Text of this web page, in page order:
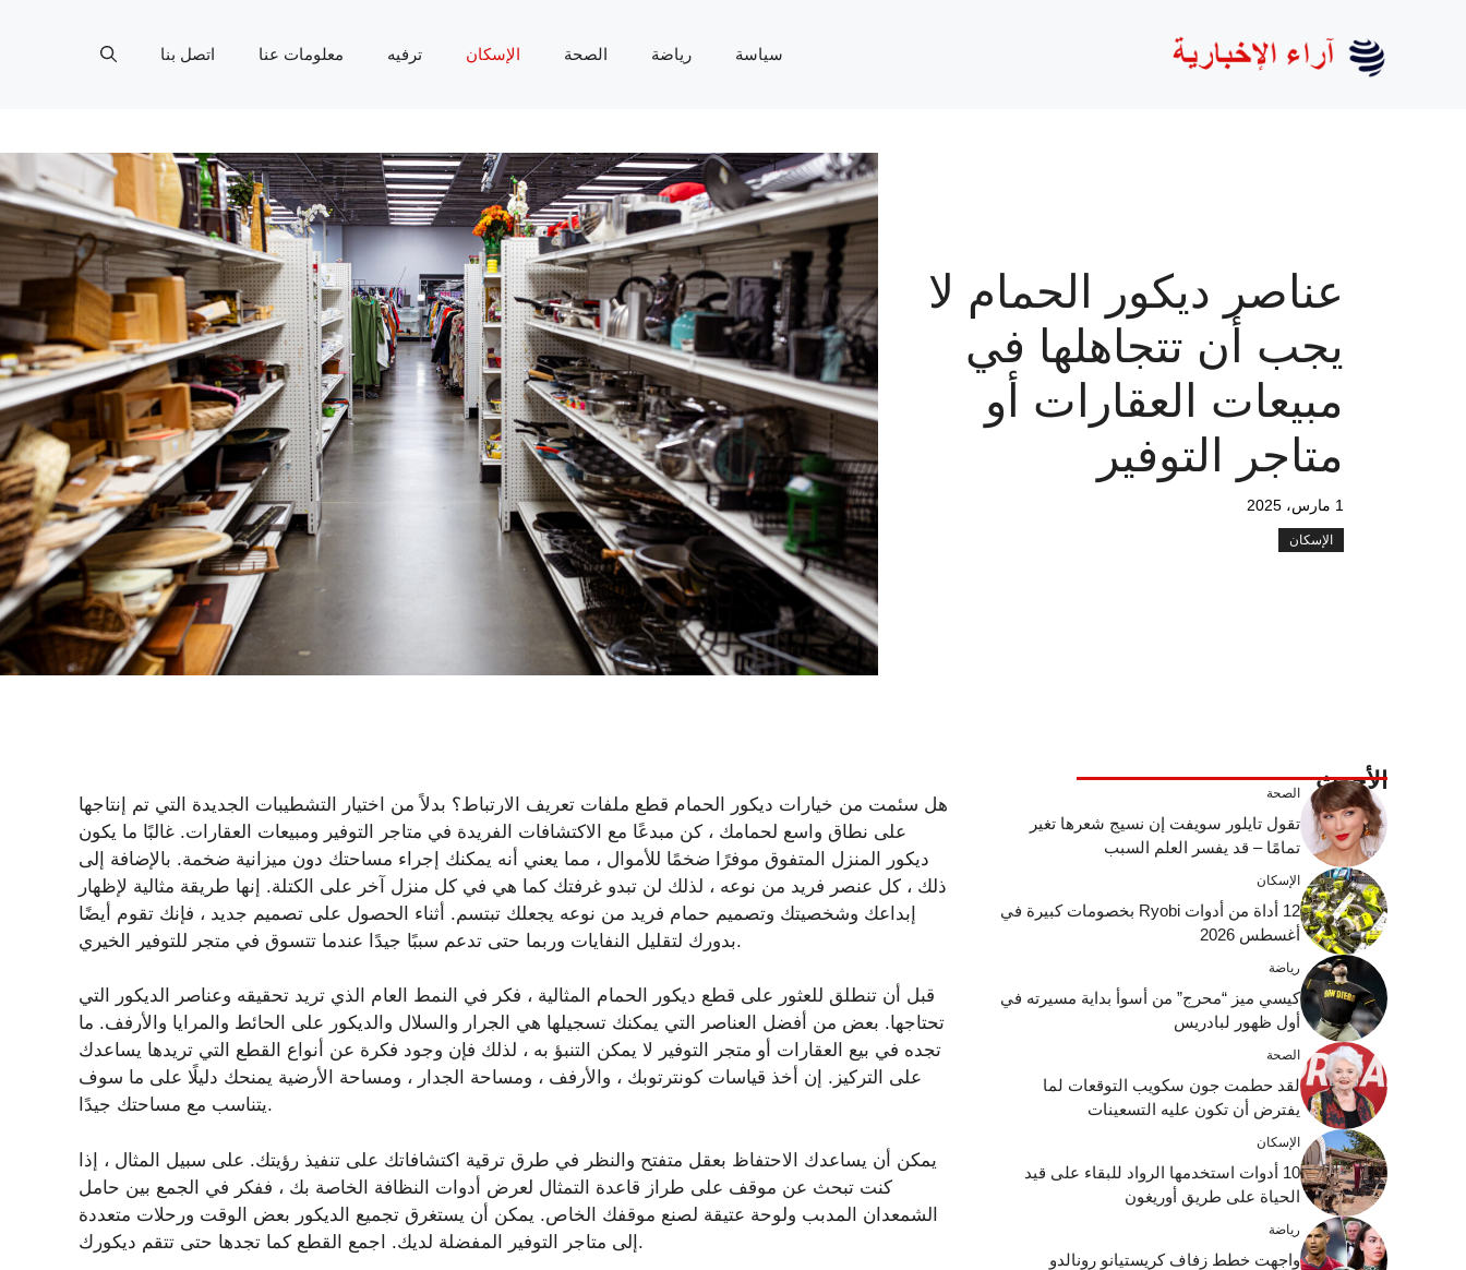
سياسة رياضة الصحة الإسكان ترفيه معلومات عنا اتصل بنا
عناصر ديكور الحمام لا
يجب أن تتجاهلها في
مبيعات العقارات أو
متاجر التوفير
1 مارس، 2025
الإسكان
هل سئمت من خيارات ديكور الحمام قطع ملفات تعريف الارتباط؟ بدلاً من اختيار التشطيبات الجديدة التي تم إنتاجها
على نطاق واسع لحمامك ، كن مبدعًا مع الاكتشافات الفريدة في متاجر التوفير ومبيعات العقارات. غالبًا ما يكون
ديكور المنزل المتفوق موفرًا ضخمًا للأموال ، مما يعني أنه يمكنك إجراء مساحتك دون ميزانية ضخمة. بالإضافة إلى
ذلك ، كل عنصر فريد من نوعه ، لذلك لن تبدو غرفتك كما هي في كل منزل آخر على الكتلة. إنها طريقة مثالية لإظهار
إبداعك وشخصيتك وتصميم حمام فريد من نوعه يجعلك تبتسم. أثناء الحصول على تصميم جديد ، فإنك تقوم أيضًا
بدورك لتقليل النفايات وربما حتى تدعم سببًا جيدًا عندما تتسوق في متجر للتوفير الخيري.
قبل أن تنطلق للعثور على قطع ديكور الحمام المثالية ، فكر في النمط العام الذي تريد تحقيقه وعناصر الديكور التي
تحتاجها. بعض من أفضل العناصر التي يمكنك تسجيلها هي الجرار والسلال والديكور على الحائط والمرايا والأرفف. ما
تجده في بيع العقارات أو متجر التوفير لا يمكن التنبؤ به ، لذلك فإن وجود فكرة عن أنواع القطع التي تريدها يساعدك
على التركيز. إن أخذ قياسات كونترتوبك ، والأرفف ، ومساحة الجدار ، ومساحة الأرضية يمنحك دليلًا على ما سوف
يتناسب مع مساحتك جيدًا.
يمكن أن يساعدك الاحتفاظ بعقل متفتح والنظر في طرق ترقية اكتشافاتك على تنفيذ رؤيتك. على سبيل المثال ، إذا
كنت تبحث عن موقف على طراز قاعدة التمثال لعرض أدوات النظافة الخاصة بك ، ففكر في الجمع بين حامل
الشمعدان المدبب ولوحة عتيقة لصنع موقفك الخاص. يمكن أن يستغرق تجميع الديكور بعض الوقت ورحلات متعددة
إلى متاجر التوفير المفضلة لديك. اجمع القطع كما تجدها حتى تتقم ديكورك.
الأحدث الصحة
تقول تايلور سويفت إن نسيج شعرها تغير
تمامًا – قد يفسر العلم السبب
الإسكان
12 أداة من أدوات Ryobi بخصومات كبيرة في
أغسطس 2026
رياضة
كيسي ميز “محرج” من أسوأ بداية مسيرته في
أول ظهور لبادريس
الصحة
لقد حطمت جون سكويب التوقعات لما
يفترض أن تكون عليه التسعينات
الإسكان
10 أدوات استخدمها الرواد للبقاء على قيد
الحياة على طريق أوريغون
رياضة
واجهت خطط زفاف كريستيانو رونالدو